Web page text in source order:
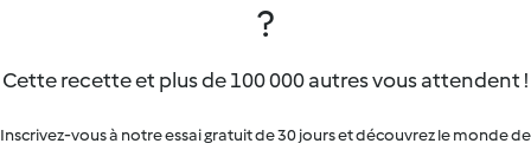
?
Cette recette et plus de 100 000 autres vous attendent !
Inscrivez-vous à notre essai gratuit de 30 jours et découvrez le monde de